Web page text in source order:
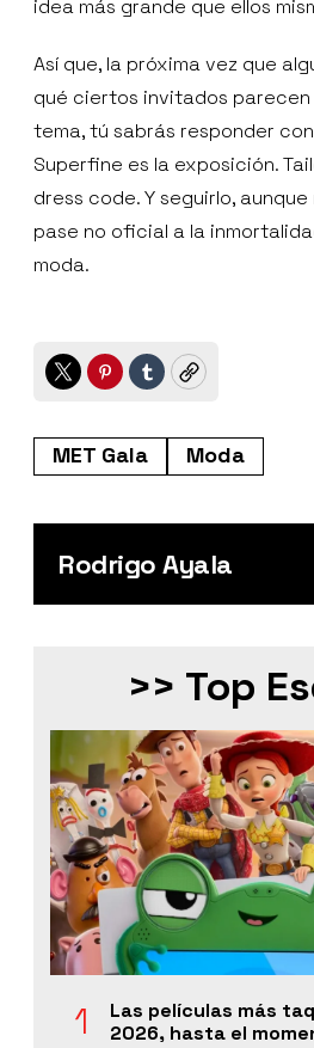
idea más grande que ellos
Así que, la próxima vez que
qué ciertos invitados parecen
tema, tú sabrás responder
Superfine es la exposición.
dress code. Y seguirlo,
pase no oficial a la
moda.
TwitterPinterest
TumblrCopy
MET Gala Moda
Rodrigo Ayala
>> Top
Las películas más
2026, hasta el